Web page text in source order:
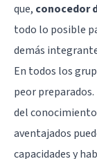
que, conocedor
todo lo posible
demás
En todos los
peor
del
aventajados
capacidades y